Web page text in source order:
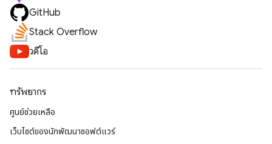
GitHub
Stack Overflow
วิดีโอ
ทรัพยากร
ศูนย์ช่วยเหลือ
เว็บไซต์ของนักพัฒนาซอฟต์แวร์